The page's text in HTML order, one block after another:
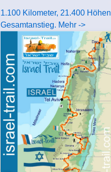
1.100 Kilometer, 21.400
Gesamtanstieg. Mehr ->